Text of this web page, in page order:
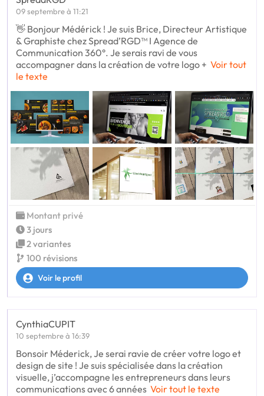
09 septembre à 11:21
👋 Bonjour Médérick ! Je suis Brice, Directeur Artistique
& Graphiste chez Spread’RGD™ I Agence de
Communication 360°. Je serais ravi de vous
accompagner dans la création de votre logo + Voir tout
le texte
Montant privé
3 jours
2 variantes
100 révisions
Voir le profil
CynthiaCUPIT
10 septembre à 16:39
Bonsoir Méderick, Je serai ravie de créer votre logo et
design de site ! Je suis spécialisée dans la création
visuelle, j’accompagne les entrepreneurs dans leurs
communications avec 6 années Voir tout le texte